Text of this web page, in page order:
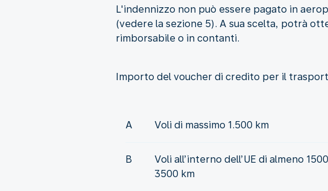
L'indennizzo non può essere pagato in
(vedere la sezione 5). A sua scelta, potrà
rimborsabile o in contanti.
Importo del voucher di credito per il
A Voli di massimo 1.500 km
B
Voli all’interno dell’UE di almeno
3500 km